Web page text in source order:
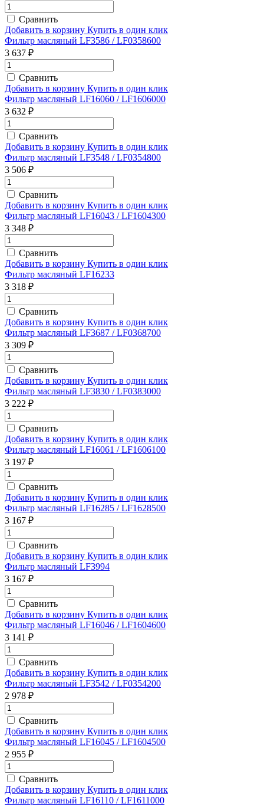
Сравнить
Добавить в корзину Купить в один клик
Фильтр масляный LF3586 / LF0358600
3 637 ₽
Сравнить
Добавить в корзину Купить в один клик
Фильтр масляный LF16060 / LF1606000
3 632 ₽
Сравнить
Добавить в корзину Купить в один клик
Фильтр масляный LF3548 / LF0354800
3 506 ₽
Сравнить
Добавить в корзину Купить в один клик
Фильтр масляный LF16043 / LF1604300
3 348 ₽
Сравнить
Добавить в корзину Купить в один клик
Фильтр масляный LF16233
3 318 ₽
Сравнить
Добавить в корзину Купить в один клик
Фильтр масляный LF3687 / LF0368700
3 309 ₽
Сравнить
Добавить в корзину Купить в один клик
Фильтр масляный LF3830 / LF0383000
3 222 ₽
Сравнить
Добавить в корзину Купить в один клик
Фильтр масляный LF16061 / LF1606100
3 197 ₽
Сравнить
Добавить в корзину Купить в один клик
Фильтр масляный LF16285 / LF1628500
3 167 ₽
Сравнить
Добавить в корзину Купить в один клик
Фильтр масляный LF3994
3 167 ₽
Сравнить
Добавить в корзину Купить в один клик
Фильтр масляный LF16046 / LF1604600
3 141 ₽
Сравнить
Добавить в корзину Купить в один клик
Фильтр масляный LF3542 / LF0354200
2 978 ₽
Сравнить
Добавить в корзину Купить в один клик
Фильтр масляный LF16045 / LF1604500
2 955 ₽
Сравнить
Добавить в корзину Купить в один клик
Фильтр масляный LF16110 / LF1611000